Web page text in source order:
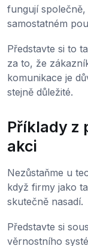
fungují
samostatném
Představte si to
za to, že
komunikace je
stejně důležité.
Příklady z
akci
Nezůstaňme u
když firmy jako
skutečně nasadí.
Představte si
věrnostního